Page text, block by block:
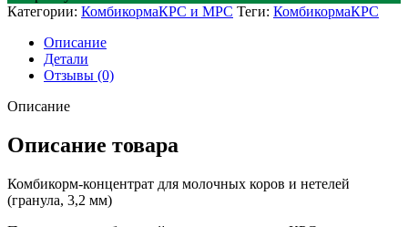
для
молочных
коров
КК-60-
Южная
Корона
кг
Категории: КомбикормаКРС и МРС Теги: КомбикормаКРС
Описание
Детали
Отзывы (0)
Описание
Описание товара
Комбикорм-концентрат для молочных коров и нетелей
(гранула, 3,2 мм)